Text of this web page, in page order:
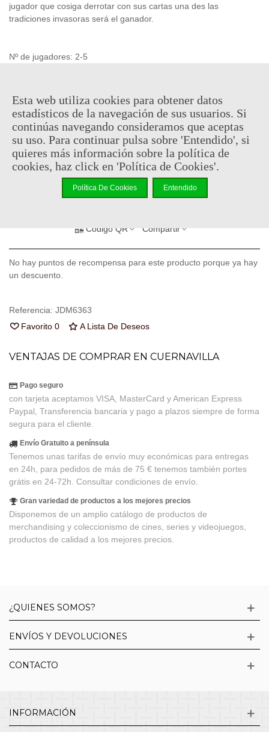
jugador que cosiga derrotar con sus cartas una des las
tradiciones invasoras será el ganador.
Nº de jugadores: 2-5
16,95 € (impuestos inc.) 18,95 €
En stock, envío en 24/48h
Código QR Compartir
No hay puntos de recompensa para este producto porque ya hay
un descuento.
Referencia: JDM6363
Favorito 0 A Lista De Deseos
VENTAJAS DE COMPRAR EN CUERNAVILLA
Pago seguro
con tarjeta aceptamos VISA, MasterCard y American Express
Paypal, Transferencia bancaria y pago a plazos siempre de forma
segura para el cliente.
Envío Gratuito a península
Tenemos unas tarifas de envío muy económicas para entregas
en 24h, para pedidos de más de 75 € tenemos también portes
grátis en 24-72h. Consultar condiciones de envío.
Gran variedad de productos a los mejores precios
Disponemos de un amplio catálogo de productos de
merchandising y coleccionismo de cines, series y videojuegos,
productos de calidad a los mejores precios.
¿QUIENES SOMOS?
ENVÍOS Y DEVOLUCIONES
CONTACTO
INFORMACIÓN
Esta web utiliza cookies para obtener datos
estadísticos de la navegación de sus usuarios. Si
continúas navegando consideramos que aceptas
su uso. Para continuar pulsa sobre 'Entendido', si
quieres más información sobre la política de
cookies, haz click en 'Política de Cookies'.
Política De Cookies Entendido